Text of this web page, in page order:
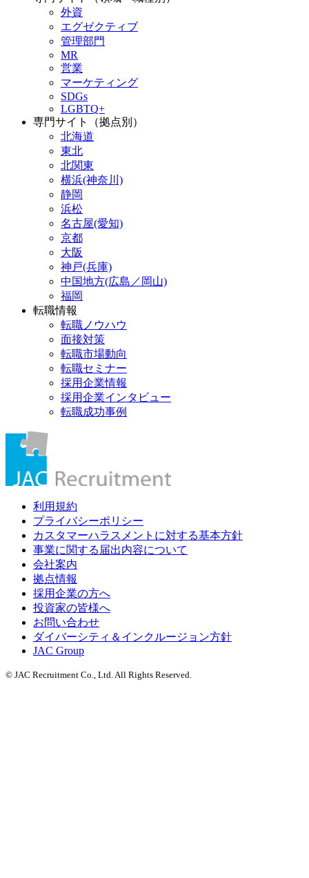
外資
エグゼクティブ
管理部門
MR
営業
マーケティング
SDGs
LGBTQ+
専門サイト（拠点別）
北海道
東北
北関東
横浜(神奈川)
静岡
浜松
名古屋(愛知)
京都
大阪
神戸(兵庫)
中国地方(広島／岡山)
福岡
転職情報
転職ノウハウ
面接対策
転職市場動向
転職セミナー
採用企業情報
採用企業インタビュー
転職成功事例
利用規約
プライバシーポリシー
カスタマーハラスメントに対する基本方針
事業に関する届出内容について
会社案内
拠点情報
採用企業の方へ
投資家の皆様へ
お問い合わせ
ダイバーシティ＆インクルージョン方針
JAC Group
© JAC Recruitment Co., Ltd. All Rights Reserved.